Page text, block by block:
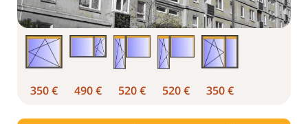
350 € 490 € 520 € 520 € 350 €